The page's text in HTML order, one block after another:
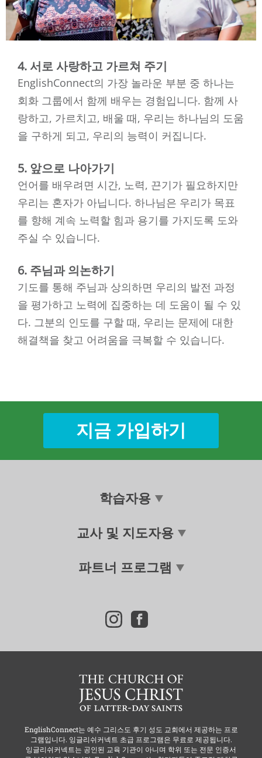
4. 서로 사랑하고 가르쳐 주기
EnglishConnect의 가장 놀라운 부분 중 하나는
회화 그룹에서 함께 배우는 경험입니다. 함께 사
랑하고, 가르치고, 배울 때, 우리는 하나님의 도움
을 구하게 되고, 우리의 능력이 커집니다.
5. 앞으로 나아가기
언어를 배우려면 시간, 노력, 끈기가 필요하지만
우리는 혼자가 아닙니다. 하나님은 우리가 목표
를 향해 계속 노력할 힘과 용기를 가지도록 도와
주실 수 있습니다.
6. 주님과 의논하기
기도를 통해 주님과 상의하면 우리의 발전 과정
을 평가하고 노력에 집중하는 데 도움이 될 수 있
다. 그분의 인도를 구할 때, 우리는 문제에 대한
해결책을 찾고 어려움을 극복할 수 있습니다.
지금 가입하기
학습자용
교사 및 지도자용
파트너 프로그램
i
t
g
r
a
m
f
e
o
o
k
EnglishConnect는 예수 그리스도 후기 성도 교회에서 제공하는 프로
그램입니다. 잉글리쉬커넥트 초급 프로그램은 무료로 제공됩니다.
잉글리쉬커넥트는 공인된 교육 기관이 아니며 학위 또는 전문 인증서